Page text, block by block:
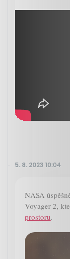
5. 8. 2023 10:04
NASA
Voyager 2,
prostoru.